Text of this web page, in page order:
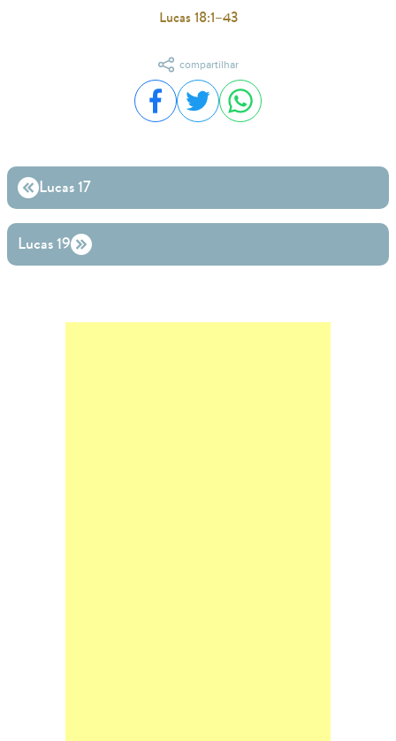
Lucas 18:1–43
compartilhar
Compartilhar no Facebook
Compartilhar no Twitter
Compartilhar no
Lucas 17
Lucas 19